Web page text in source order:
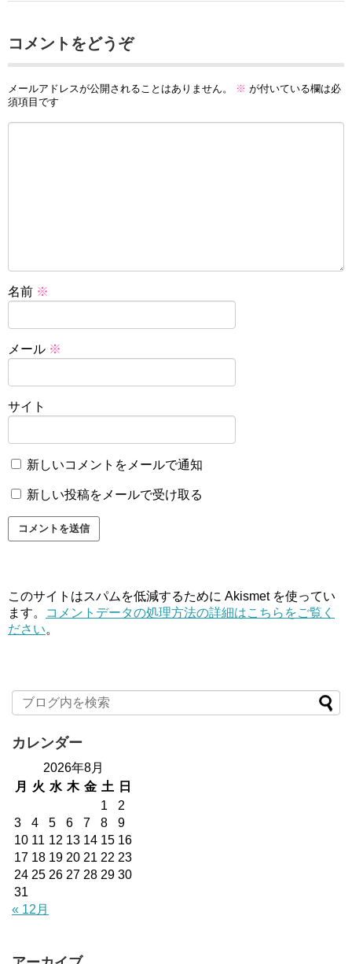
コメントをどうぞ
メールアドレスが公開されることはありません。 ※ が付いている欄は必
須項目です
名前 ※
メール ※
サイト
新しいコメントをメールで通知
新しい投稿をメールで受け取る
このサイトはスパムを低減するために Akismet を使ってい
ます。
コメントデータの処理方法の詳細はこちらをご覧く
ださい。
カレンダー
2026年8月
月
火 水 木 金 土
日
1
2
3
4 5 6 7 8
9
10 11 12 13 14 15 16
17 18 19 20 21 22 23
24 25 26 27 28 29 30
31
« 12月